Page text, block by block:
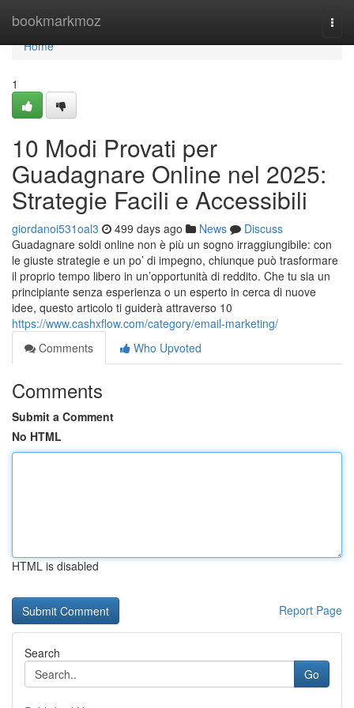
bookmarkmoz
Home
Home
1
10 Modi Provati per
Guadagnare Online nel 2025:
Strategie Facili e Accessibili
giordanoi531oal3 499 days ago News
Discuss
Guadagnare soldi online non è più un sogno irraggiungibile: con
le giuste strategie e un po’ di impegno, chiunque può trasformare
il proprio tempo libero in un’opportunità di reddito. Che tu sia un
principiante senza esperienza o un esperto in cerca di nuove
idee, questo articolo ti guiderà attraverso 10
https://www.cashxflow.com/category/email-marketing/
Comments
Who Upvoted
Comments
Submit a Comment
No HTML
HTML is disabled
Report Page
Search
Go